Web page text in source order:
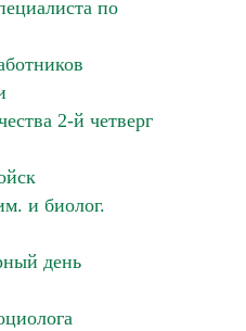
по
2-й четверг
и биолог.
день